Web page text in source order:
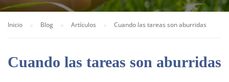
Inicio Blog Artículos Cuando las tareas son aburridas
Cuando las tareas son aburridas